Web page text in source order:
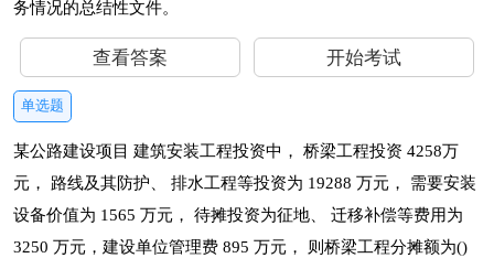
务情况的总结性文件。
查看答案 开始考试
单选题
某公路建设项目 建筑安装工程投资中， 桥梁工程投资 4258万
元， 路线及其防护、 排水工程等投资为 19288 万元， 需要安装
设备价值为 1565 万元， 待摊投资为征地、 迁移补偿等费用为
3250 万元，建设单位管理费 895 万元， 则桥梁工程分摊额为()